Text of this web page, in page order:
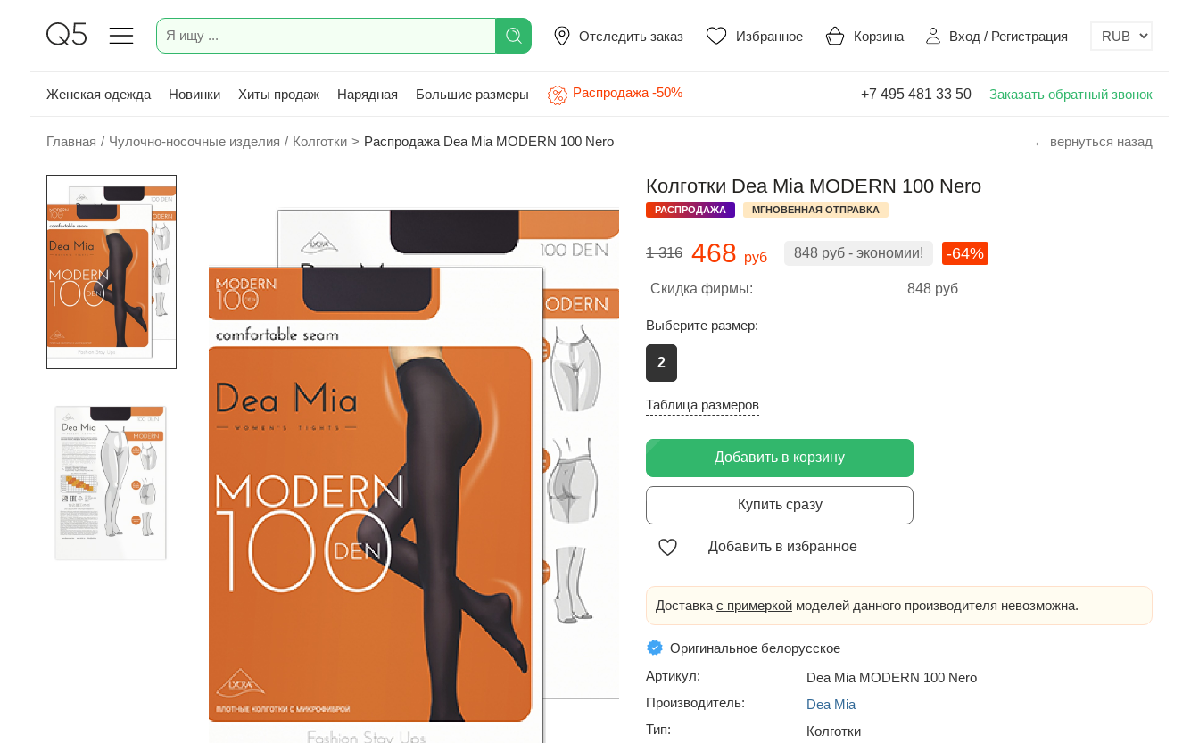
Отследить заказ Избранное Корзина Вход / Регистрация
Женская одежда Новинки Хиты продаж Нарядная Большие размеры Распродажа -50% +7 495 481 33 50 Заказать обратный звонок
Главная / Чулочно-носочные изделия / Колготки > Распродажа Dea Mia MODERN 100 Nero ← вернуться назад
Колготки Dea Mia MODERN 100 Nero
РАСПРОДАЖА МГНОВЕННАЯ ОТПРАВКА
1 316 468 руб 848 руб - экономии! -64%
Скидка фирмы: 848 руб
Выберите размер:
2
Таблица размеров
Добавить в корзину
Купить сразу
Добавить в избранное
Доставка с примеркой моделей данного производителя невозможна.
Оригинальное белорусское
Артикул:
Dea Mia MODERN 100 Nero
Производитель:
Dea Mia
Тип:
Колготки